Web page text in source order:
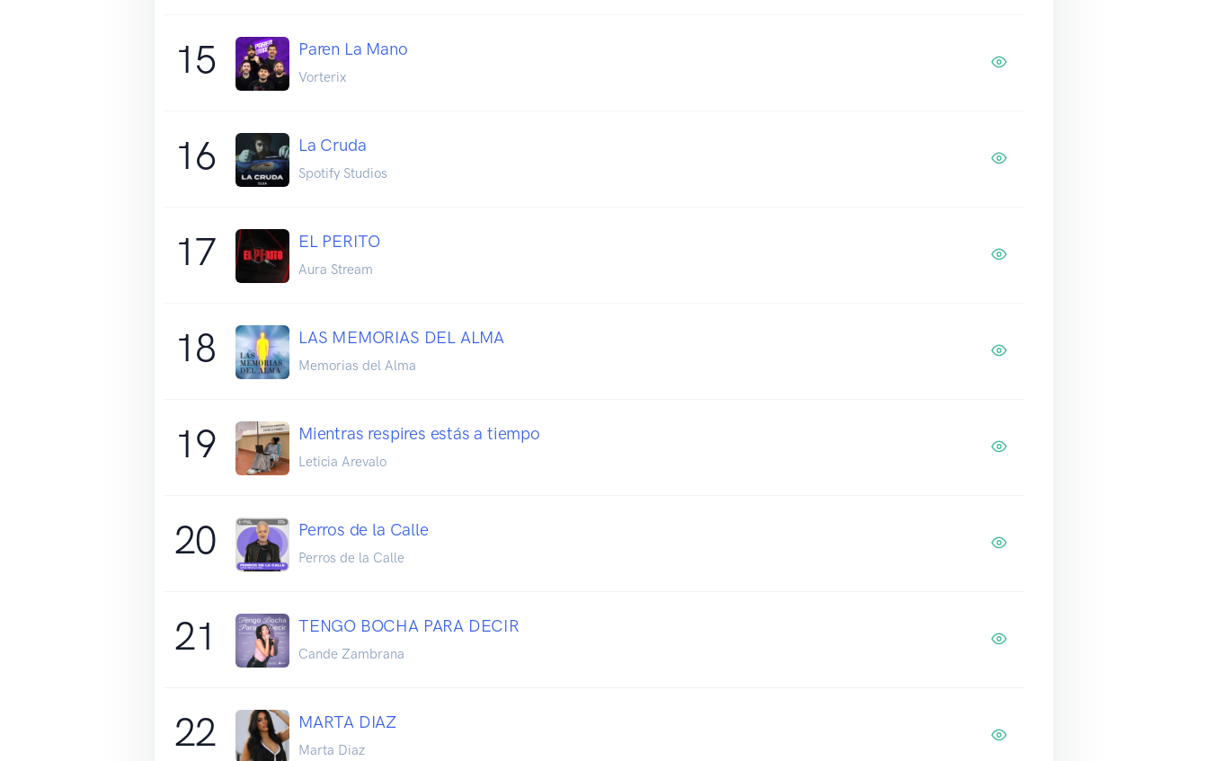
15 Paren La Mano
Vorterix
16 La Cruda
Spotify Studios
17 EL PERITO
Aura Stream
18 LAS MEMORIAS DEL ALMA
Memorias del Alma
19 Mientras respires estás a tiempo
Leticia Arevalo
20 Perros de la Calle
Perros de la Calle
21 TENGO BOCHA PARA DECIR
Cande Zambrana
22 MARTA DIAZ
Marta Diaz